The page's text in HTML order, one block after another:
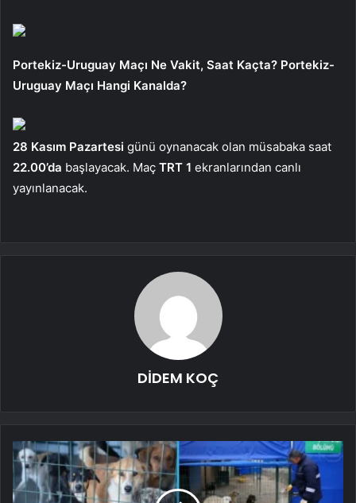
Portekiz-Uruguay Maçı Ne Vakit, Saat Kaçta? Portekiz-
Uruguay Maçı Hangi Kanalda?
28 Kasım Pazartesi günü oynanacak olan müsabaka saat
22.00’da başlayacak. Maç TRT 1 ekranlarından canlı
yayınlanacak.
DİDEM KOÇ